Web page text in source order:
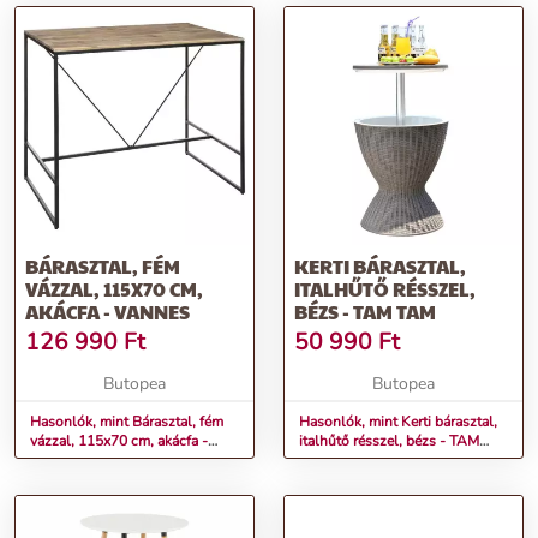
BÁRASZTAL, FÉM
VÁZZAL, 115X70 CM,
AKÁCFA - VANNES
126 990 Ft
Butopea
Hasonlók, mint Bárasztal, fém
vázzal, 115x70 cm, akácfa -
VANNES
KERTI BÁRASZTAL,
ITALHŰTŐ RÉSSZEL,
BÉZS - TAM TAM
50 990 Ft
Butopea
Hasonlók, mint Kerti bárasztal,
italhűtő résszel, bézs - TAM
TAM